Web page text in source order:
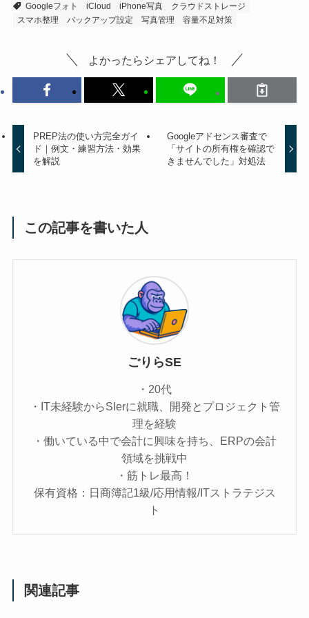
Googleフォト
iCloud iPhone写真
クラウドストレージ
スマホ整理
バックアップ設定 写真管理 容量不足対策
よかったらシェアしてね！
PREP法の使い方完全ガイ
ド｜例文・練習方法・効果
を解説
Googleアドセンス審査で
「サイトの所有権を確認で
きませんでした」対処法
この記事を書いた人
ごりらSE
・20代
・IT未経験からSIerに就職、開発とプロジェクト管
理を経験
・働いている中で会計に興味を持ち、ERPの会計
領域を挑戦中
・筋トレ最高！
保有資格：日商簿記1級/応用情報/ITストラテジス
ト
関連記事